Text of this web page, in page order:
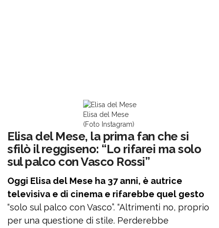
Elisa del Mese
(Foto Instagram)
Elisa del Mese, la prima fan che si
sfilò il reggiseno: “Lo rifarei ma solo
sul palco con Vasco Rossi”
Oggi Elisa del Mese ha 37 anni, è autrice
televisiva e di cinema e rifarebbe quel gesto
“solo sul palco con Vasco”. “Altrimenti no, proprio
per una questione di stile. Perderebbe